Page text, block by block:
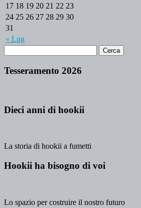
« Lug
17 18 19 20 21 22 23
24 25 26 27 28 29 30
31
Tesseramento 2026
Dieci anni di hookii
La storia di hookii a fumetti
Hookii ha bisogno di voi
Lo spazio per costruire il nostro futuro